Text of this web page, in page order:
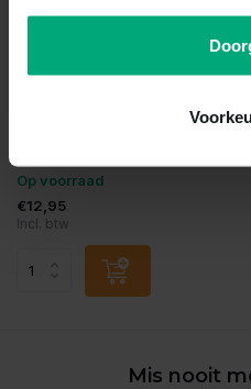
Op voorraad
€12,95
Incl. btw
Mis nooit